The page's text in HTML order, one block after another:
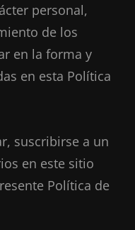
personal,
de los
en la forma y
en esta Política
suscribirse a un
en este sitio
Política de